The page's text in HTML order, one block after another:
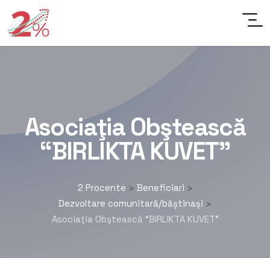
Asociaţia Obştească
“BIRLIKTA KUVET”
2 Procente > Beneficiari >
Dezvoltare comunitară/băștinași >
Asociaţia Obştească “BIRLIKTA KUVET”